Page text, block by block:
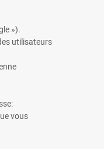
»).
utilisateurs
vous